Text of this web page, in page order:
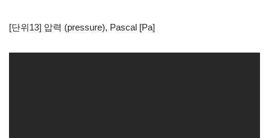
[단위13] 압력 (pressure), Pascal [Pa]